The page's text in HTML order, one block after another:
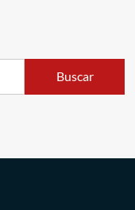
Buscar